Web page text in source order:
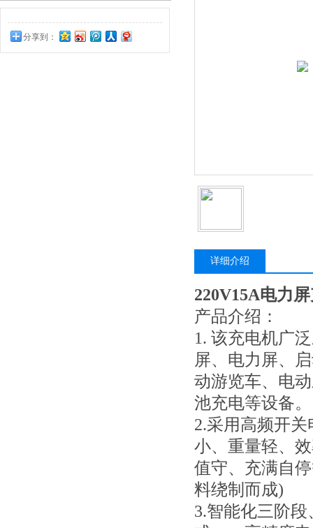
分享到：
详细介绍
220V15A电力
产品介绍：
1. 该充电机广
屏、电力屏、
动游览车、电
池充电等设备
2.采用高频开
小、重量轻、
值守、充满自
料绕制而成)
3.智能化三阶